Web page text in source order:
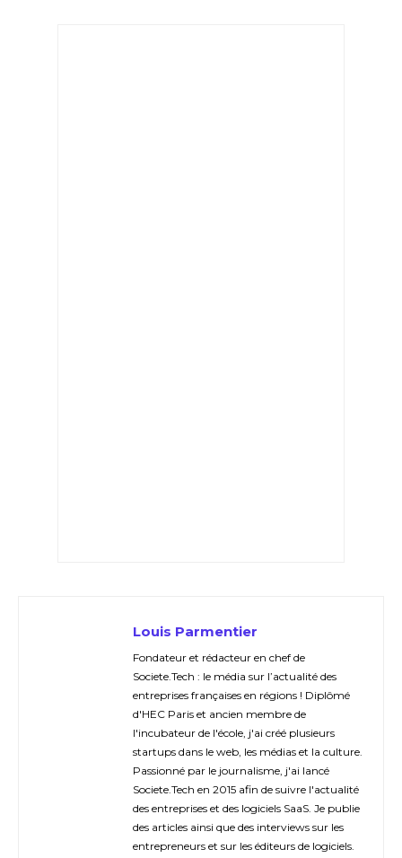
Louis Parmentier
Fondateur et rédacteur en chef de
Societe.Tech : le média sur l’actualité des
entreprises françaises en régions ! Diplômé
d'HEC Paris et ancien membre de
l'incubateur de l'école, j'ai créé plusieurs
startups dans le web, les médias et la culture.
Passionné par le journalisme, j'ai lancé
Societe.Tech en 2015 afin de suivre l'actualité
des entreprises et des logiciels SaaS. Je publie
des articles ainsi que des interviews sur les
entrepreneurs et sur les éditeurs de logiciels.